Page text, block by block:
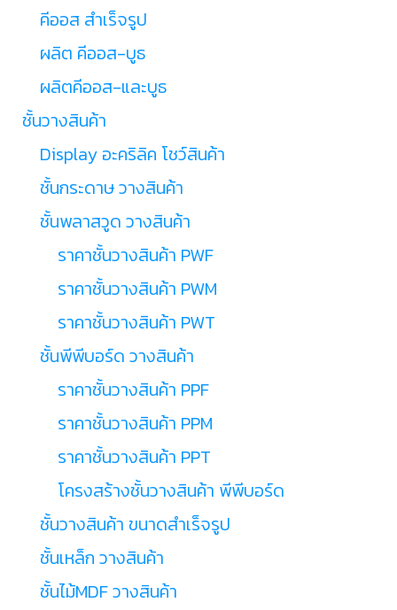
คีออส สำเร็จรูป
ผลิต คีออส-บูธ
ผลิตคีออส-และบูธ
ชั้นวางสินค้า
Display อะคริลิค โชว์สินค้า
ชั้นกระดาษ วางสินค้า
ชั้นพลาสวูด วางสินค้า
ราคาชั้นวางสินค้า PWF
ราคาชั้นวางสินค้า PWM
ราคาชั้นวางสินค้า PWT
ชั้นพีพีบอร์ด วางสินค้า
ราคาชั้นวางสินค้า PPF
ราคาชั้นวางสินค้า PPM
ราคาชั้นวางสินค้า PPT
โครงสร้างชั้นวางสินค้า พีพีบอร์ด
ชั้นวางสินค้า ขนาดสำเร็จรูป
ชั้นเหล็ก วางสินค้า
ชั้นไม้MDF วางสินค้า